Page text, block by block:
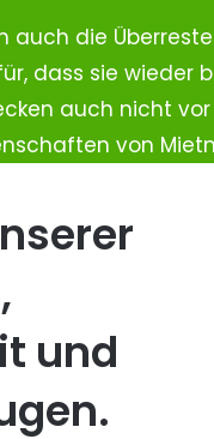
auch die
dass sie wieder
auch nicht
von
und